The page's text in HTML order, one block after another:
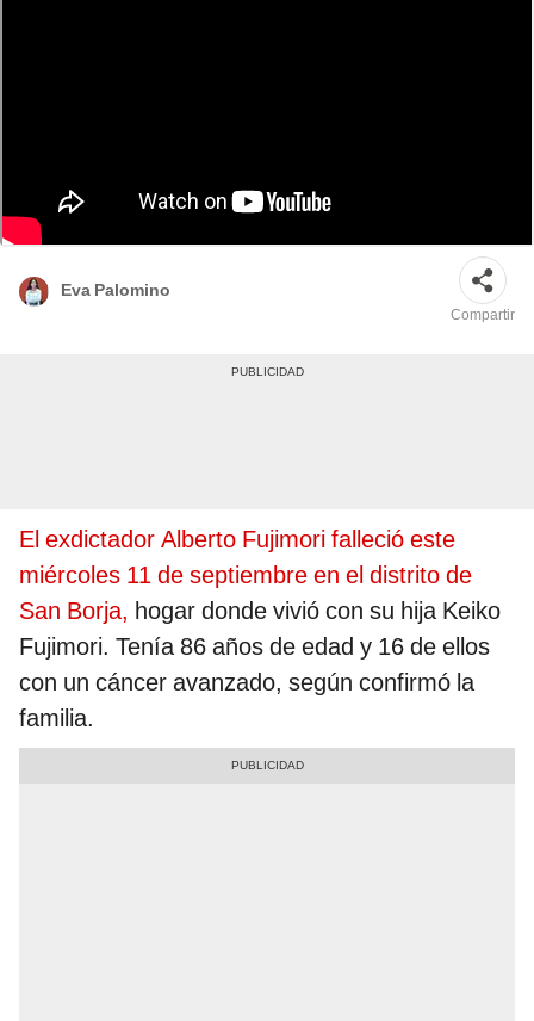
Foto: France24
Eva Palomino
Compartir
El exdictador Alberto Fujimori falleció este
miércoles 11 de septiembre en el distrito de
San Borja, hogar donde vivió con su hija Keiko
Fujimori. Tenía 86 años de edad y 16 de ellos
con un cáncer avanzado, según confirmó la
familia.